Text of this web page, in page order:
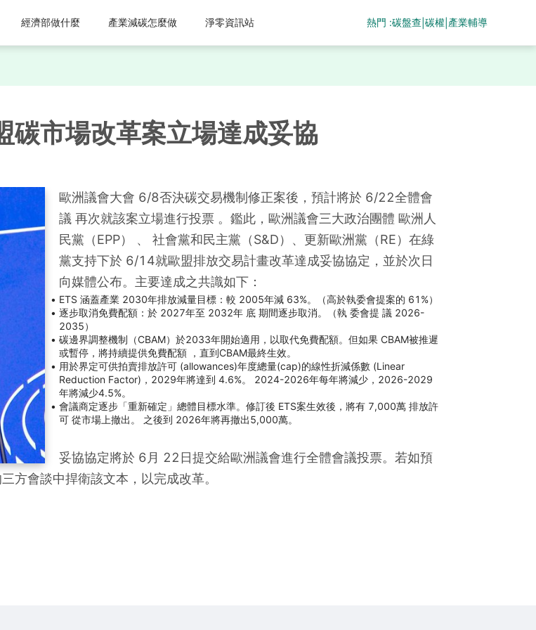
經濟部做什麼 產業減碳怎麼做 淨零資訊站 熱門 :碳盤查 |碳權 產業輔導
碳市場改革案立場達成妥協
歐洲議會大會 6/8否決碳交易機制修正案後，預計將於 6/22全體會
議 再次就該案立場進行投票 。鑑此，歐洲議會三大政治團體 歐洲人
民黨（EPP） 、 社會黨和民主黨（S&D）、更新歐洲黨（RE）在綠
黨支持下於 6/14就歐盟排放交易計畫改革達成妥協協定，並於次日
向媒體公布。主要達成之共識如下：
ETS 涵蓋產業 2030年排放減量目標：較 2005年減 63%。（高於執委會提案的 61%）
逐步取消免費配額：於 2027年至 2032年 底 期間逐步取消。（執 委會提 議 2026-
2035）
碳邊界調整機制（CBAM）於2033年開始適用，以取代免費配額。但如果 CBAM被推遲
或暫停，將持續提供免費配額 ，直到CBAM最終生效。
用於界定可供拍賣排放許可 (allowances)年度總量(cap)的線性折減係數 (Linear
Reduction Factor)，2029年將達到 4.6%。 2024-2026年每年將減少，2026-2029
年將減少4.5%。
會議商定逐步「重新確定」總體目標水準。修訂後 ETS案生效後，將有 7,000萬 排放許
可 從市場上撤出。 之後到 2026年將再撤出5,000萬。
妥協協定將於 6月 22日提交給歐洲議會進行全體會議投票。若如預
方會談中捍衛該文本，以完成改革。